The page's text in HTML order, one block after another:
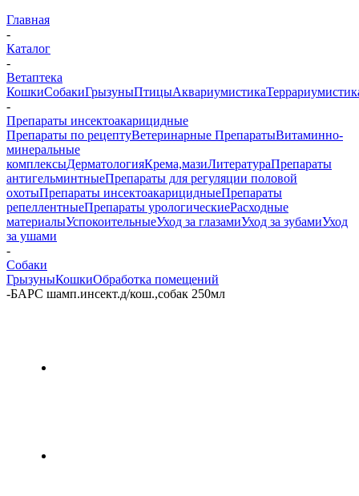
Главная
-
Каталог
-
Ветаптека
КошкиСобакиГрызуныПтицыАквариумистика
-
Препараты инсектоакарицидные
Препараты по рецептуВетеринарные ПрепаратыВитаминно-
минеральные
комплексыДерматологияКрема,мазиЛитератураПрепараты
антигельминтныеПрепараты для регуляции половой
охотыПрепараты инсектоакарицидныеПрепараты
репеллентныеПрепараты урологическиеРасходные
материалыУспокоительныеУход за глазамиУход за зубамиУход
за ушами
-
Собаки
ГрызуныКошкиОбработка помещений
-БАРС шамп.инсект.д/кош.,собак 250мл